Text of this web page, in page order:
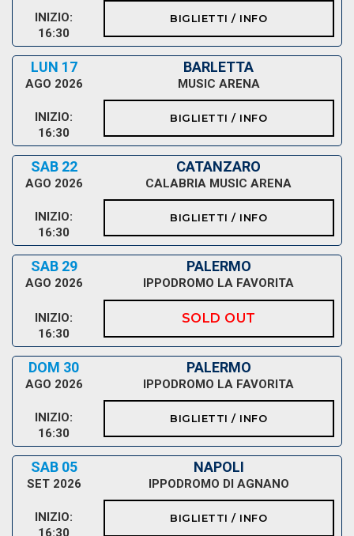
INIZIO:
16:30
BIGLIETTI / INFO
LUN 17
AGO 2026
BARLETTA
MUSIC ARENA
INIZIO:
16:30
BIGLIETTI / INFO
SAB 22
AGO 2026
CATANZARO
CALABRIA MUSIC ARENA
INIZIO:
16:30
BIGLIETTI / INFO
SAB 29
AGO 2026
PALERMO
IPPODROMO LA FAVORITA
INIZIO:
16:30
SOLD OUT
DOM 30
AGO 2026
PALERMO
IPPODROMO LA FAVORITA
INIZIO:
16:30
BIGLIETTI / INFO
SAB 05
SET 2026
NAPOLI
IPPODROMO DI AGNANO
INIZIO:
16:30
BIGLIETTI / INFO